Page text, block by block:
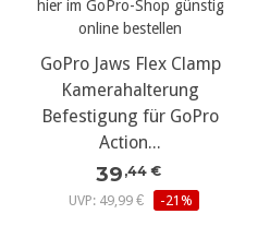
GoPro Jaws Flex Clamp
Kamerahalterung
Befestigung für GoPro
Action...
39 ,44 €
UVP: 49,99 €
-21%